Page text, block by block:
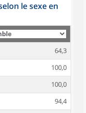
le sexe en
64,3
100,0
100,0
94,4